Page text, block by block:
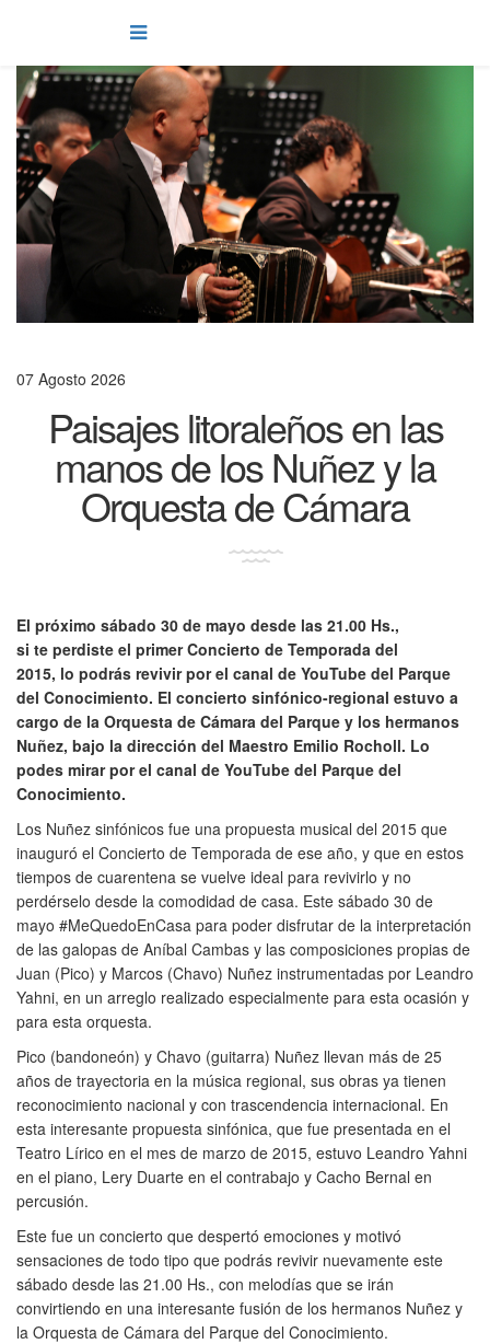
07 Agosto 2026
Paisajes litoraleños en las
manos de los Nuñez y la
Orquesta de Cámara
El próximo sábado 30 de mayo desde las 21.00 Hs.,
si te perdiste el primer Concierto de Temporada del
2015, lo podrás revivir por el canal de YouTube del Parque
del Conocimiento. El concierto sinfónico-regional estuvo a
cargo de la Orquesta de Cámara del Parque y los hermanos
Nuñez, bajo la dirección del Maestro Emilio Rocholl. Lo
podes mirar por el canal de YouTube del Parque del
Conocimiento.
Los Nuñez sinfónicos fue una propuesta musical del 2015 que
inauguró el Concierto de Temporada de ese año, y que en estos
tiempos de cuarentena se vuelve ideal para revivirlo y no
perdérselo desde la comodidad de casa. Este sábado 30 de
mayo #MeQuedoEnCasa para poder disfrutar de la interpretación
de las galopas de Aníbal Cambas y las composiciones propias de
Juan (Pico) y Marcos (Chavo) Nuñez instrumentadas por Leandro
Yahni, en un arreglo realizado especialmente para esta ocasión y
para esta orquesta.
Pico (bandoneón) y Chavo (guitarra) Nuñez llevan más de 25
años de trayectoria en la música regional, sus obras ya tienen
reconocimiento nacional y con trascendencia internacional. En
esta interesante propuesta sinfónica, que fue presentada en el
Teatro Lírico en el mes de marzo de 2015, estuvo Leandro Yahni
en el piano, Lery Duarte en el contrabajo y Cacho Bernal en
percusión.
Este fue un concierto que despertó emociones y motivó
sensaciones de todo tipo que podrás revivir nuevamente este
sábado desde las 21.00 Hs., con melodías que se irán
convirtiendo en una interesante fusión de los hermanos Nuñez y
la Orquesta de Cámara del Parque del Conocimiento.